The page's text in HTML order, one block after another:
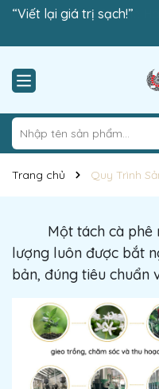
Công ty TNHH Cà phê
“Viết lại giá trị sạch!”
Trang chủ Quy Trình
Một tách cà phê
lượng luôn được bắt
bản, đúng tiêu chuẩn